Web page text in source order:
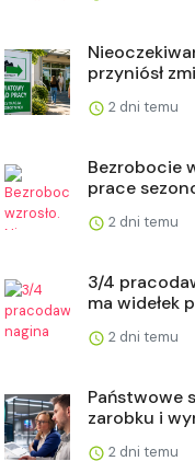
przyniósł
2 dni temu
Bezrobocie
prace
2 dni temu
3/4
ma widełek
2 dni temu
Państwowe
zarobku i
2 dni temu